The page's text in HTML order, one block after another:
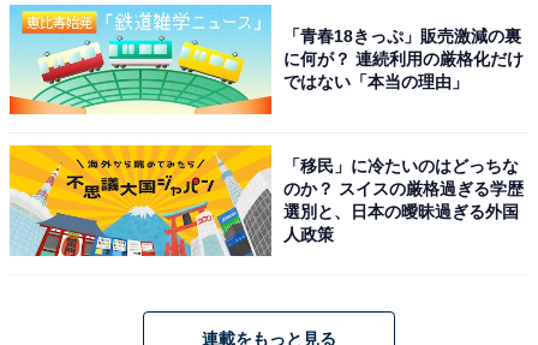
コメントを削除して、ブロックする
嫌がらせのコメントが来たならば、それを削除しましょ
ありません。そしてそのユーザーをブロックです。ブロ
ックすればコメントができなくなります（他に、いいね
やフォロー、購入もできません）。
メルカリ事務局に報告する
「青春18きっぷ」販売激減の裏
に何が？ 連続利用の厳格化だけ
ではない「本当の理由」
「移民」に冷たいのはどっちな
のか？ スイスの厳格過ぎる学歴
選別と、日本の曖昧過ぎる外国
人政策
連載をもっと見る